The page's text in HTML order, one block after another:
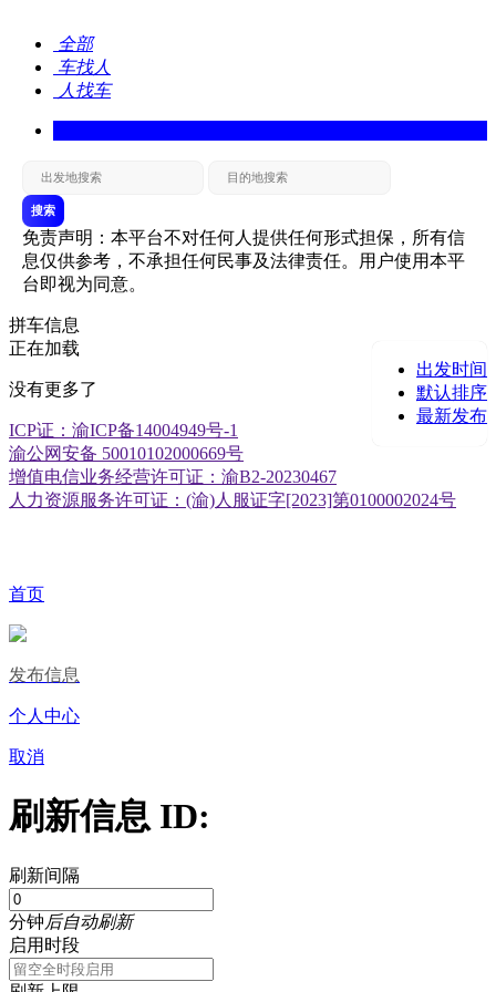
全部
车找人
人找车
搜索
免责声明：本平台不对任何人提供任何形式担保，所有信
息仅供参考，不承担任何民事及法律责任。用户使用本平
台即视为同意。
拼车信息
出发时间
默认排序
最新发布
正在加载
没有更多了
ICP证：渝ICP备14004949号-1
渝公网安备 50010102000669号
增值电信业务经营许可证：渝B2-20230467
人力资源服务许可证：(渝)人服证字[2023]第0100002024号
首页
发布信息
个人中心
取消
刷新信息 ID:
刷新间隔
分钟后自动刷新
启用时段